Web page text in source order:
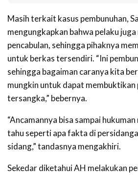
Masih terkait kasus pembunuhan,
mengungkapkan bahwa pelaku
pencabulan, sehingga pihaknya
untuk berkas tersendiri. “Ini
sehingga bagaiman caranya kita
mungkin untuk dapat membuktikan
tersangka,” bebernya.
“Ancamannya bisa sampai
tahu seperti apa fakta di
sidang,” tandasnya mengakhiri.
Sekedar diketahui AH melakukan